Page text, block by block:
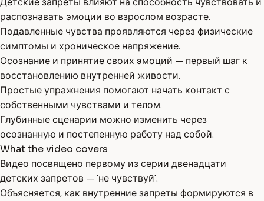
распознавать эмоции во взрослом возрасте.
Подавленные чувства проявляются через физические
симптомы и хроническое напряжение.
Осознание и принятие своих эмоций — первый шаг к
восстановлению внутренней живости.
Простые упражнения помогают начать контакт с
собственными чувствами и телом.
Глубинные сценарии можно изменить через
осознанную и постепенную работу над собой.
What the video covers
Видео посвящено первому из серии двенадцати
детских запретов — 'не чувствуй'.
Объясняется, как внутренние запреты формируются в